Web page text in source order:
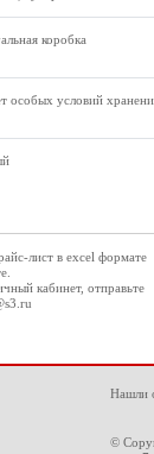
коробка
особых условий
лист в excel формате
.
кабинет, отправьте
Нашли
©